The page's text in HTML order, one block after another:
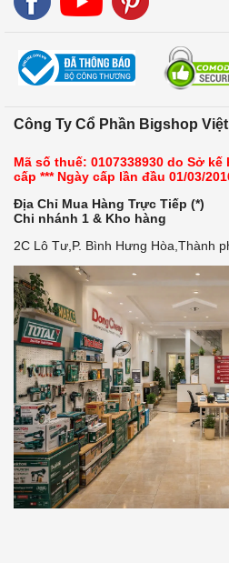
Công Ty Cổ Phần Bigshop
Mã số thuế: 0107338930 do Sở
cấp *** Ngày cấp lần đầu 01/03/
Địa Chỉ Mua Hàng Trực Tiếp (*)
Chi nhánh 1 & Kho hàng
2C Lô Tư,P. Bình Hưng Hòa,Thành